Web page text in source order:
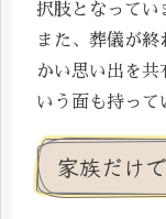
択肢となってい
また、葬儀が
かい思い出を共
いう面も持って
家族だけ